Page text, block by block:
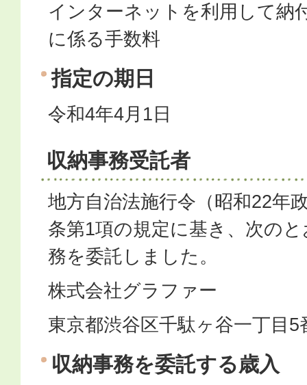
インターネットを利用して納
に係る手数料
指定の期日
令和4年4月1日
収納事務受託者
地方自治法施行令（昭和22年
条第1項の規定に基き、次の
務を委託しました。
株式会社グラファー
東京都渋谷区千駄ヶ谷一丁目5
収納事務を委託する歳入